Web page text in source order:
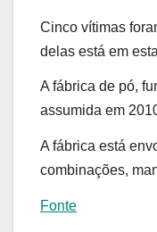
Cinco vítimas
delas está em
A fábrica de pó,
assumida em
A fábrica está
combinações,
Fonte